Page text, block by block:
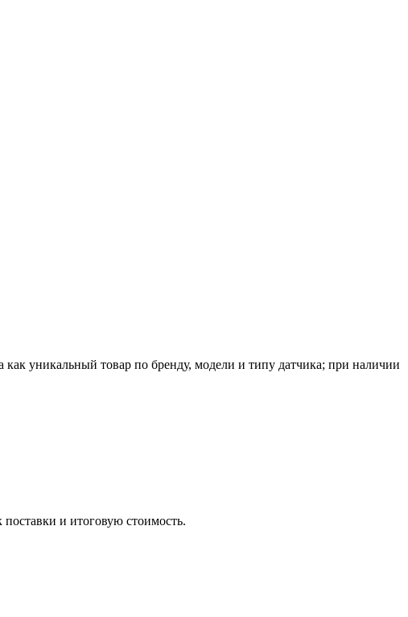
уникальный товар по бренду, модели и типу датчика; при наличии
и итоговую стоимость.